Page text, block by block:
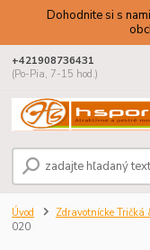
Dohodnite si s
+421908736431
(Po-Pia, 7-15 hod.)
Úvod Zdravotnícke Tričká
020